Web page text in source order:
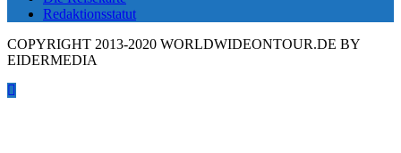
Redaktionsstatut
COPYRIGHT 2013-2020 WORLDWIDEONTOUR.DE BY
EIDERMEDIA